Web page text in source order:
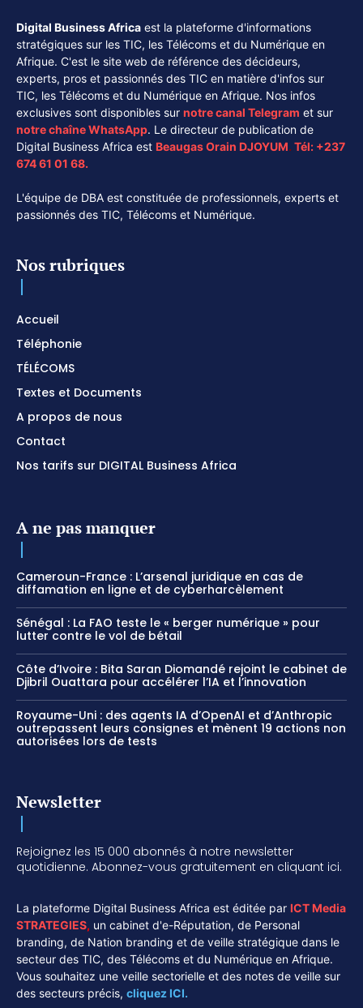
Digital Business Africa est la plateforme d'informations
stratégiques sur les TIC, les Télécoms et du Numérique en
Afrique. C'est le site web de référence des décideurs,
experts, pros et passionnés des TIC en matière d'infos sur
TIC, les Télécoms et du Numérique en Afrique. Nos infos
exclusives sont disponibles sur notre canal Telegram et sur
notre chaîneWhatsApp. Le directeur de publication de
Digital Business Africa est Beaugas Orain DJOYUM. Tél: +237
674 61 01 68.
L'équipe de DBA est constituée de professionnels, experts et
passionnés des TIC, Télécoms et Numérique.
Nos rubriques
Accueil
Téléphonie
TÉLÉCOMS
Textes et Documents
A propos de nous
Contact
Nos tarifs sur DIGITAL Business Africa
A ne pas manquer
Cameroun-France : L’arsenal juridique en cas de
diffamation en ligne et de cyberharcèlement
Sénégal : La FAO teste le « berger numérique » pour
lutter contre le vol de bétail
Côte d’Ivoire : Bita Saran Diomandé rejoint le cabinet de
Djibril Ouattara pour accélérer l’IA et l’innovation
Royaume-Uni : des agents IA d’OpenAI et d’Anthropic
outrepassent leurs consignes et mènent 19 actions non
autorisées lors de tests
Newsletter
Rejoignez les 15 000 abonnés à notre newsletter
quotidienne. Abonnez-vous gratuitement en cliquant ici.
La plateforme Digital Business Africa est éditée par ICT Media
STRATEGIES, un cabinet d'e-Réputation, de Personal
branding, de Nation branding et de veille stratégique dans le
secteur des TIC, des Télécoms et du Numérique en Afrique.
Vous souhaitez une veille sectorielle et des notes de veille sur
des secteurs précis, cliquez ICI.